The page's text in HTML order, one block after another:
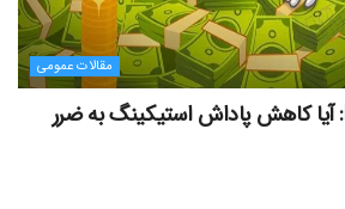
مقالات عمومی
طرح جدید EIP-8363: آیا کاهش پاداش استیکینگ به ضرر